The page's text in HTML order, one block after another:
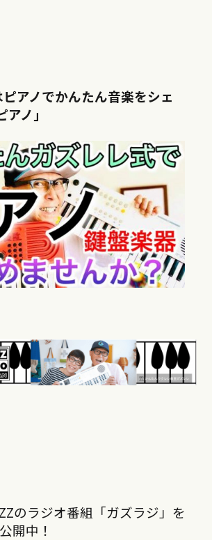
アノでかんたん音楽をシェ
ノ」
のラジオ番組「ガズラジ」を
開中！